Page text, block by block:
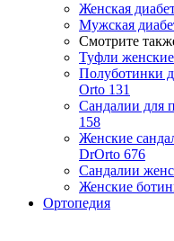
Женская
Мужская
Смотрите
Туфли
Полуботинки
Orto 131
Сандалии для
158
Женские
DrOrto 676
Сандалии
Женские
Ортопедия